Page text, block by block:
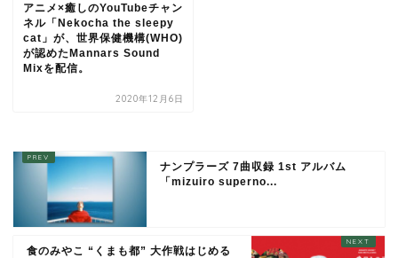
アニメ×癒しのYouTubeチャン
ネル「Nekocha the sleepy
cat」が、世界保健機構(WHO)
が認めたMannars Sound
Mixを配信。
2020年12月6日
ナンプラーズ 7曲収録 1st アルバム
「mizuiro superno...
食のみやこ “くまも都” 大作戦はじめる